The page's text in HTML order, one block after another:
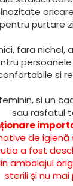
purtare
fara
si
si un
sau rasfatul
de
a fost
ambalajul
sterili și nu